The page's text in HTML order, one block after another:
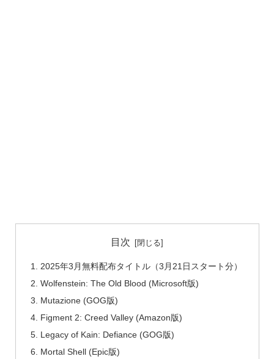
目次
2025年3月無料配布タイトル（3月21日スタート分）
Wolfenstein: The Old Blood (Microsoft版)
Mutazione (GOG版)
Figment 2: Creed Valley (Amazon版)
Legacy of Kain: Defiance (GOG版)
Mortal Shell (Epic版)